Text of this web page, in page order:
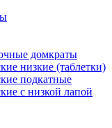
домкраты
низкие (таблетки)
подкатные
с низкой лапой